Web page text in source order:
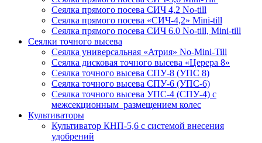
Сеялка прямого посева СИЧ 4,2 No-till
Сеялка прямого посева «СИЧ-4,2» Mini-till
Сеялка прямого посева СИЧ 6.0 No-till, Mini-till
Сеялки точного высева
Сеялка универсальная «Атрия» No-Mini-Till
Сеялка дисковая точного высева «Церера 8»
Сеялка точного высева СПУ-8 (УПС 8)
Сеялка точного высева СПУ-6 (УПС-6)
Сеялка точного высева УПС-4 (СПУ-4) с
межсекционным размещением колес
Культиваторы
Культиватор КНП-5,6 с системой внесения
удобрений